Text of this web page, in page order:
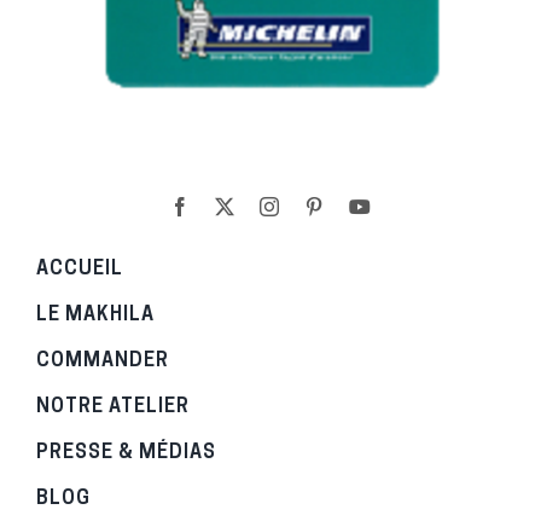
ACCUEIL
LE MAKHILA
COMMANDER
NOTRE ATELIER
PRESSE & MÉDIAS
BLOG